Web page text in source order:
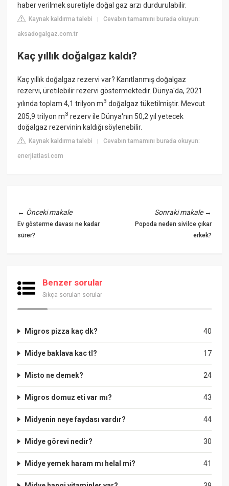
haber verilmek suretiyle doğal gaz arzı durdurulabilir.
Kaynak kaldırma talebi |Cevabın tamamını burada okuyun:
aksadogalgaz.com.tr
Kaç yıllık doğalgaz kaldı?
Kaç yıllık doğalgaz rezervi var? Kanıtlanmış doğalgaz
rezervi, üretilebilir rezervi göstermektedir. Dünya'da, 2021
yılında toplam 4,1 trilyon m3 doğalgaz tüketilmiştir. Mevcut
205,9 trilyon m3 rezerv ile Dünya'nın 50,2 yıl yetecek
doğalgaz rezervinin kaldığı söylenebilir.
Kaynak kaldırma talebi |Cevabın tamamını burada okuyun:
enerjiatlasi.com
← Önceki makale
Ev gösterme davası ne kadar
sürer?
Sonraki makale→
Popoda neden sivilce çıkar
erkek?
Benzer sorular
Sıkça sorulan sorular
40
Migros pizza kaç dk?
17
Midye baklava kac tl?
24
Misto ne demek?
43
Migros domuz eti var mı?
44
Midyenin neye faydası vardır?
30
Midye görevi nedir?
41
Midye yemek haram mı helal mi?